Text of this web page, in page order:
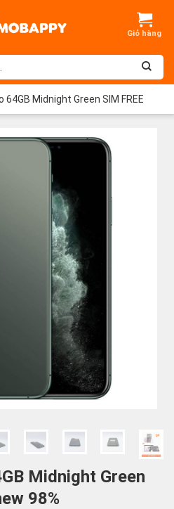
64GB Midnight Green SIM FREE
Midnight Green
98%